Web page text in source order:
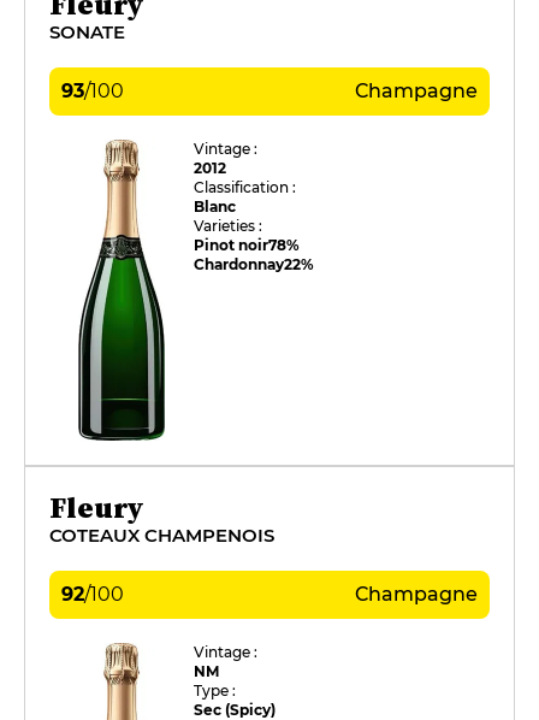
SONATE
93/100 Champagne
Vintage :
2012
Classification :
Blanc
Varieties :
Pinot noir78%
Chardonnay22%
Fleury
COTEAUX CHAMPENOIS
92/100 Champagne
Vintage :
NM
Type :
Sec (Spicy)